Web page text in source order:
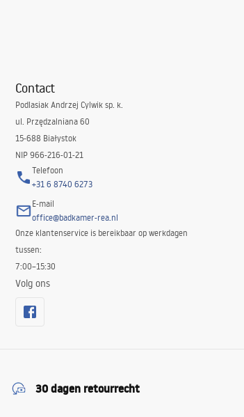
Contact
Podlasiak Andrzej Cylwik sp. k.
ul. Przędzalniana 60
15-688 Białystok
NIP 966-216-01-21
Telefoon
+31 6 8740 6273
E-mail
office@badkamer-rea.nl
Onze klantenservice is bereikbaar op werkdagen
tussen:
7:00–15:30
Volg ons
30 dagen retourrecht